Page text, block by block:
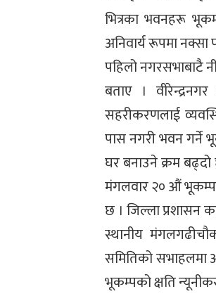
भित्रका भवनहरू
अनिवार्य रूपमा नक्सा
पहिलो नगरसभाबाटै
बताए ।
सहरीकरणलाई
पास नगरी भवन गर्ने
घर बनाउने क्रम बढ्दो
मंगलवार २० औं
छ । जिल्ला प्रशासन
स्थानीय
समितिको सभाहलमा
भूकम्पको क्षति